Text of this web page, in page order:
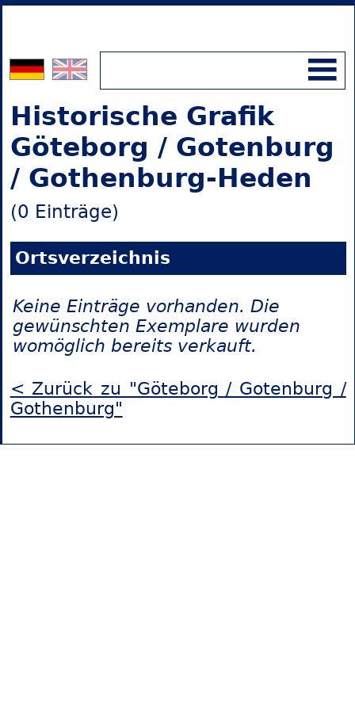
Historische Grafik
Göteborg / Gotenburg
/ Gothenburg-Heden
(0 Einträge)
Ortsverzeichnis
Keine Einträge vorhanden. Die
gewünschten Exemplare wurden
womöglich bereits verkauft.
< Zurück zu "Göteborg / Gotenburg /
Gothenburg"